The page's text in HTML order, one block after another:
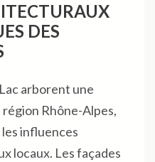
DES
arborent une
Rhône-Alpes,
influences
locaux. Les façades